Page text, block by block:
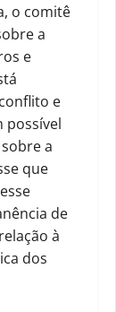
o comitê
a
e
e
possível
a
que
de
à
dos